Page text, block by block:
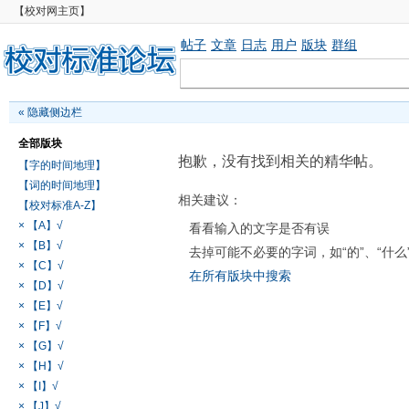
【校对网主页】
帖子 文章 日志 用户 版块 群组
« 隐藏侧边栏
全部版块
【字的时间地理】
【词的时间地理】
【校对标准A-Z】
× 【A】√
× 【B】√
× 【C】√
× 【D】√
× 【E】√
× 【F】√
× 【G】√
× 【H】√
× 【I】√
× 【J】√
抱歉，没有找到相关的精华帖。
相关建议：
看看输入的文字是否有误
去掉可能不必要的字词，如“的”、“什么
在所有版块中搜索